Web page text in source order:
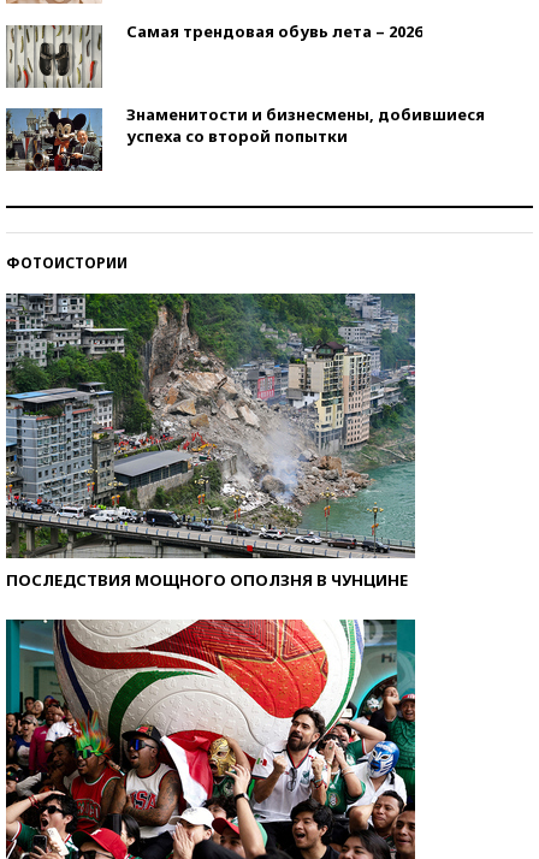
Самая трендовая обувь лета – 2026
Знаменитости и бизнесмены, добившиеся
успеха со второй попытки
ФОТОИСТОРИИ
ПОСЛЕДСТВИЯ МОЩНОГО ОПОЛЗНЯ В ЧУНЦИНЕ